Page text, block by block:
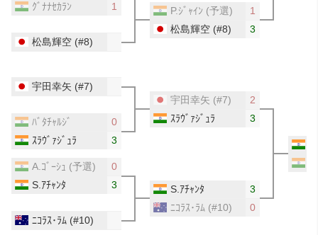
ｸﾞﾅﾅｾｶﾗﾝ
1
松島輝空(#8)
宇田幸矢 (#7)
ﾊﾞﾀﾁｬﾙｼﾞ
0
ｽﾗｳﾞｧｼﾞｭﾗ
3
A.ｺﾞｰｼｭ (予選)
0
S.ｱﾁｬﾝﾀ
3
ﾆｺﾗｽ･ﾗﾑ(#10)
P.ｼﾞｬｲﾝ (予選)
1
松島輝空(#8) 3
宇田幸矢 (#7)
2
ｽﾗｳﾞｧｼﾞｭﾗ
3
S.ｱﾁｬﾝﾀ
3
ﾆｺﾗｽ･ﾗﾑ (#10) 0